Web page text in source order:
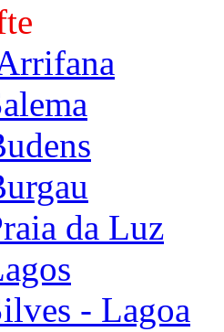
da Luz
- Lagoa